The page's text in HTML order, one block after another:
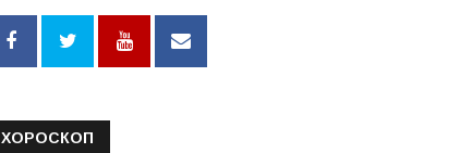
ХОРОСКОП